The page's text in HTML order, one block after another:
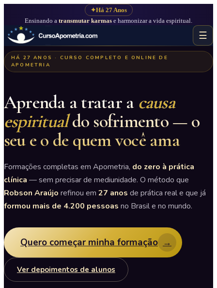
✦Há 27 Anos
Ensinando a transmutar karmas e harmonizar a vida espiritual.
☰
HÁ 27 ANOS · CURSO COMPLETO E ONLINE DE
APOMETRIA
Aprenda a tratar a causa
espiritualdo sofrimento — o
seu e o de quem você ama
Formações completas em Apometria, do zero à prática
clínica — sem precisar de mediunidade. O método que
Robson Araújo refinou em 27 anos de prática real e que já
formou mais de 4.200 pessoas no Brasil e no mundo.
Quero começar minha formação →
Ver depoimentos de alunos